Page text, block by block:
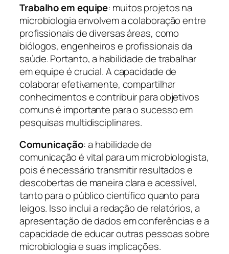
Trabalho em equipe: muitos projetos na
microbiologia envolvem a colaboração entre
profissionais de diversas áreas, como
biólogos, engenheiros e profissionais da
saúde. Portanto, a habilidade de trabalhar
em equipe é crucial. A capacidade de
colaborar efetivamente, compartilhar
conhecimentos e contribuir para objetivos
comuns é importante para o sucesso em
pesquisas multidisciplinares.
Comunicação: a habilidade de
comunicação é vital para um microbiologista,
pois é necessário transmitir resultados e
descobertas de maneira clara e acessível,
tanto para o público científico quanto para
leigos. Isso inclui a redação de relatórios, a
apresentação de dados em conferências e a
capacidade de educar outras pessoas sobre
microbiologia e suas implicações.